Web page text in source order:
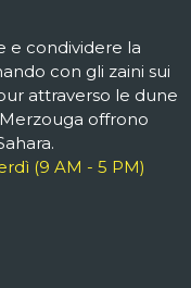
e condividere la
con gli zaini sui
attraverso le dune
offrono
(9 AM - 5 PM)